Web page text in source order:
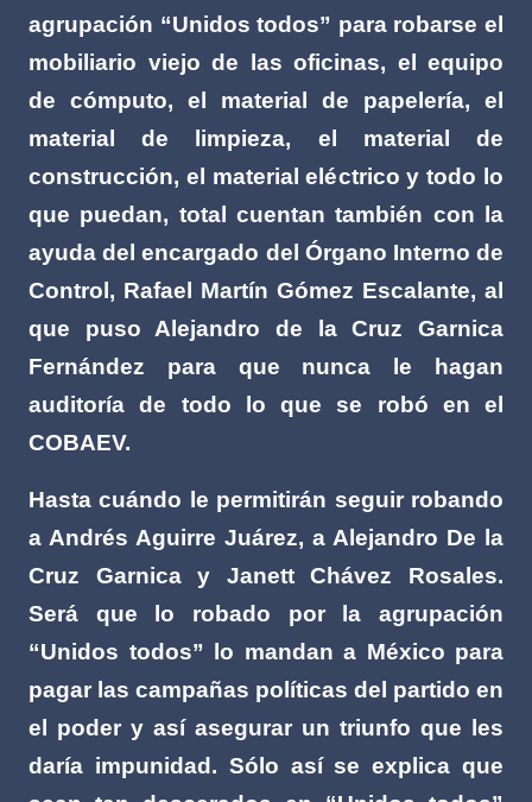
agrupación “Unidos todos” para robarse el
mobiliario viejo de las oficinas, el equipo
de cómputo, el material de papelería, el
material de limpieza, el material de
construcción, el material eléctrico y todo lo
que puedan, total cuentan también con la
ayuda del encargado del Órgano Interno de
Control, Rafael Martín Gómez Escalante, al
que puso Alejandro de la Cruz Garnica
Fernández para que nunca le hagan
auditoría de todo lo que se robó en el
COBAEV.
Hasta cuándo le permitirán seguir robando
a Andrés Aguirre Juárez, a Alejandro De la
Cruz Garnica y Janett Chávez Rosales.
Será que lo robado por la agrupación
“Unidos todos” lo mandan a México para
pagar las campañas políticas del partido en
el poder y así asegurar un triunfo que les
daría impunidad. Sólo así se explica que